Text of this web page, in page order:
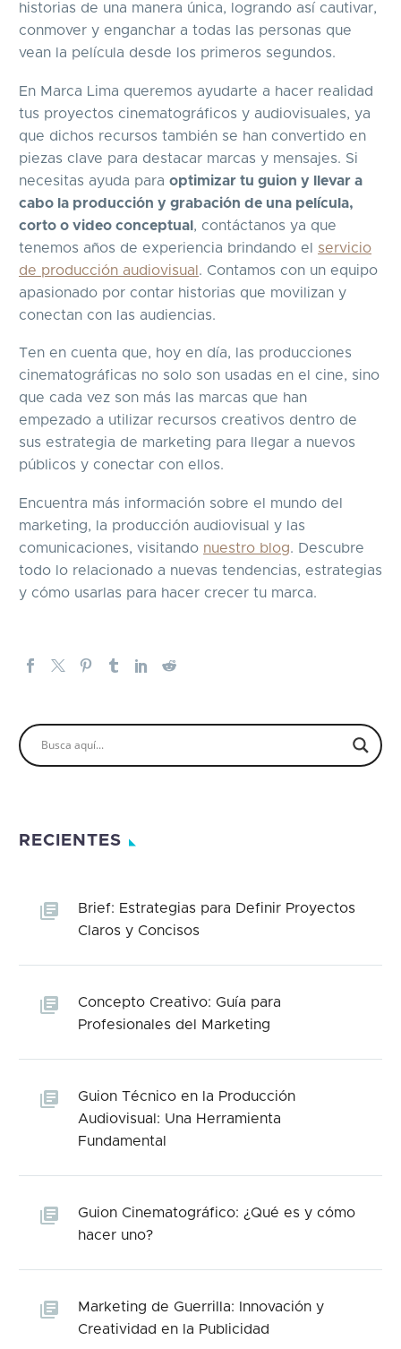
historias de una manera única, logrando así cautivar,
conmover y enganchar a todas las personas que
vean la película desde los primeros segundos.
En Marca Lima queremos ayudarte a hacer realidad
tus proyectos cinematográficos y audiovisuales, ya
que dichos recursos también se han convertido en
piezas clave para destacar marcas y mensajes. Si
necesitas ayuda para optimizar tu guion y llevar a
cabo la producción y grabación de una película,
corto o video conceptual , contáctanos ya que
tenemos años de experiencia brindando el servicio
de producción audiovisual . Contamos con un equipo
apasionado por contar historias que movilizan y
conectan con las audiencias.
Ten en cuenta que, hoy en día, las producciones
cinematográficas no solo son usadas en el cine, sino
que cada vez son más las marcas que han
empezado a utilizar recursos creativos dentro de
sus estrategia de marketing para llegar a nuevos
públicos y conectar con ellos.
Encuentra más información sobre el mundo del
marketing, la producción audiovisual y las
comunicaciones, visitando nuestro blog. Descubre
todo lo relacionado a nuevas tendencias, estrategias
y cómo usarlas para hacer crecer tu marca.
RECIENTES
Brief: Estrategias para Definir Proyectos
Claros y Concisos
Concepto Creativo: Guía para
Profesionales del Marketing
Guion Técnico en la Producción
Audiovisual: Una Herramienta
Fundamental
Guion Cinematográfico: ¿Qué es y cómo
hacer uno?
Marketing de Guerrilla: Innovación y
Creatividad en la Publicidad